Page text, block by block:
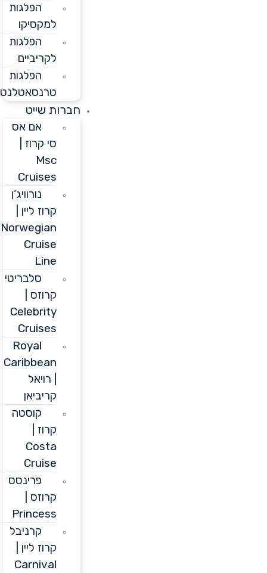
הפלגות
למקסיקו
הפלגות
לקריביים
הפלגות
טרנסאטלנטיות
חברות שייט
אם אס
סי קרוז |
Cruises
נורוויג’ן
קרוז ליין |
Norwegian
Cruise
סלבריטי
קרוזס |
Celebrity
Cruises
Royal
Caribbean
קריביאן
קוסטה
Costa
Cruise
פרינסס
קרוזס |
Princess
קרניבל
קרוז ליין |
Carnival